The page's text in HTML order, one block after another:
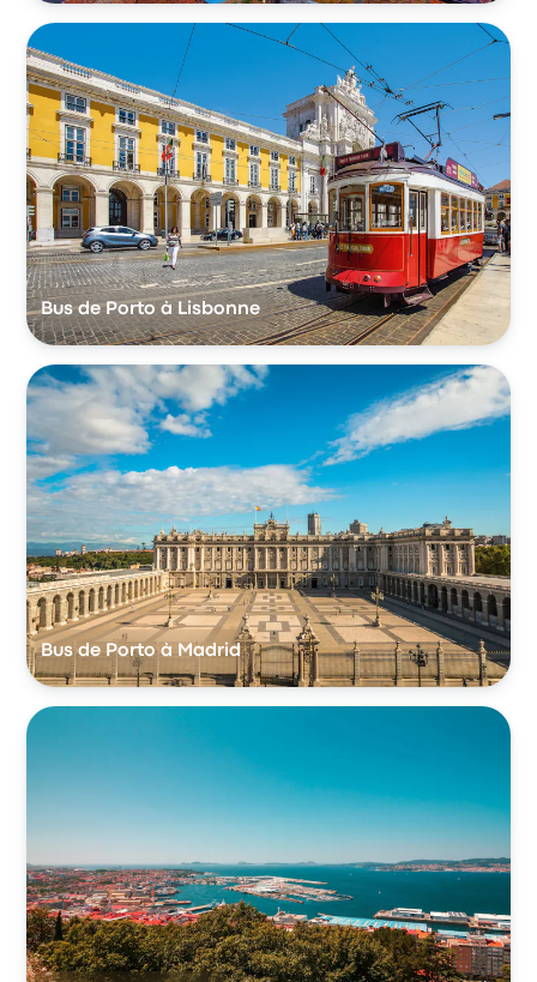
Bus de Porto à Lisbonne
Bus de Porto à Madrid